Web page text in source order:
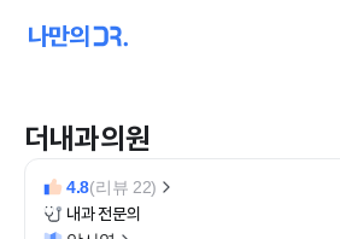
더내과의원
4.8(리뷰 22)
내과 전문의